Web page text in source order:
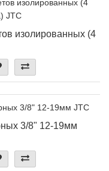
изолированных (4
3/8" 12-19мм